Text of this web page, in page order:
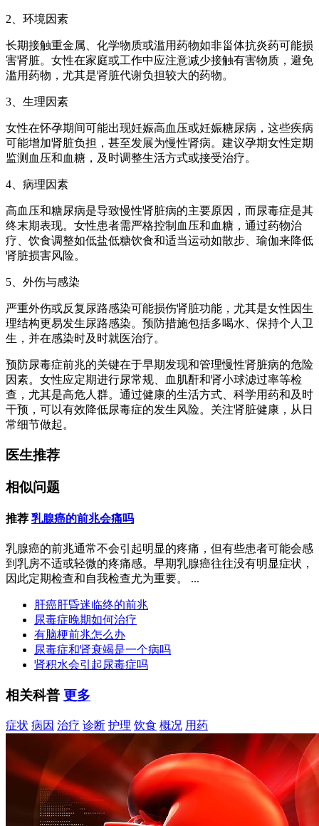
2、环境因素
长期接触重金属、化学物质或滥用药物如非甾体抗炎药可能损
害肾脏。女性在家庭或工作中应注意减少接触有害物质，避免
滥用药物，尤其是肾脏代谢负担较大的药物。
3、生理因素
女性在怀孕期间可能出现妊娠高血压或妊娠糖尿病，这些疾病
可能增加肾脏负担，甚至发展为慢性肾病。建议孕期女性定期
监测血压和血糖，及时调整生活方式或接受治疗。
4、病理因素
高血压和糖尿病是导致慢性肾脏病的主要原因，而尿毒症是其
终末期表现。女性患者需严格控制血压和血糖，通过药物治
疗、饮食调整如低盐低糖饮食和适当运动如散步、瑜伽来降低
肾脏损害风险。
5、外伤与感染
严重外伤或反复尿路感染可能损伤肾脏功能，尤其是女性因生
理结构更易发生尿路感染。预防措施包括多喝水、保持个人卫
生，并在感染时及时就医治疗。
预防尿毒症前兆的关键在于早期发现和管理慢性肾脏病的危险
因素。女性应定期进行尿常规、血肌酐和肾小球滤过率等检
查，尤其是高危人群。通过健康的生活方式、科学用药和及时
干预，可以有效降低尿毒症的发生风险。关注肾脏健康，从日
常细节做起。
医生推荐
相似问题
推荐 乳腺癌的前兆会痛吗
乳腺癌的前兆通常不会引起明显的疼痛，但有些患者可能会感
到乳房不适或轻微的疼痛感。早期乳腺癌往往没有明显症状，
因此定期检查和自我检查尤为重要。 ...
肝癌肝昏迷临终的前兆
尿毒症晚期如何治疗
有脑梗前兆怎么办
尿毒症和肾衰竭是一个病吗
肾积水会引起尿毒症吗
相关科普 更多
症状 病因 治疗 诊断 护理 饮食 概况 用药